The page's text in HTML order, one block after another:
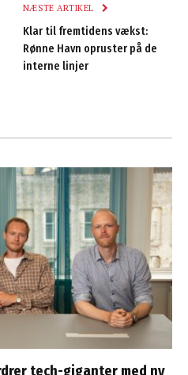
NÆSTE ARTIKEL
Klar til fremtidens vækst:
Rønne Havn opruster på de
interne linjer
tech-giganter med ny